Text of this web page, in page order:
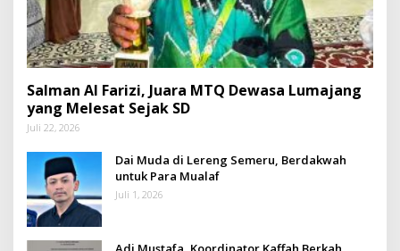
Salman Al Farizi, Juara MTQ Dewasa Lumajang
yang Melesat Sejak SD
Juli 22, 2026
Dai Muda di Lereng Semeru, Berdakwah
untuk Para Mualaf
Juli 1, 2026